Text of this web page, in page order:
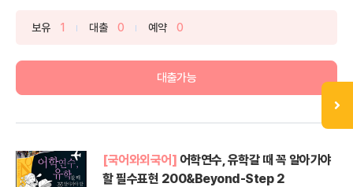
보유 1 대출 0 예약 0
대출가능
[국어와외국어] 어학연수, 유학갈 때 꼭 알아가야
할 필수표현 200&Beyond-Step 2